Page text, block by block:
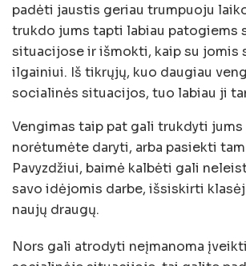
padėti jaustis geriau trumpuoju
trukdo jums tapti labiau patogiems
situacijose ir išmokti, kaip su jomis
ilgainiui. Iš tikrųjų, kuo daugiau
socialinės situacijos, tuo labiau ji
Vengimas taip pat gali trukdyti jums
norėtumėte daryti, arba pasiekti
Pavyzdžiui, baimė kalbėti gali
savo idėjomis darbe, išsiskirti
naujų draugų.
Nors gali atrodyti neįmanoma